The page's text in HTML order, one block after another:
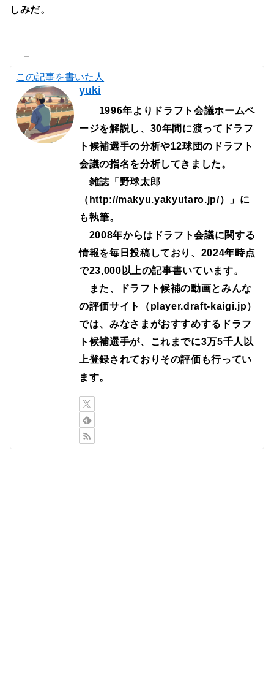
しみだ。
－
この記事を書いた人
yuki
1996年よりドラフト会議ホームペ
ージを解説し、30年間に渡ってドラフ
ト候補選手の分析や12球団のドラフト
会議の指名を分析してきました。
雑誌「野球太郎
（http://makyu.yakyutaro.jp/）」に
も執筆。
2008年からはドラフト会議に関する
情報を毎日投稿しており、2024年時点
で23,000以上の記事書いています。
また、ドラフト候補の動画とみんな
の評価サイト（player.draft-kaigi.jp）
では、みなさまがおすすめするドラフ
ト候補選手が、これまでに3万5千人以
上登録されておりその評価も行ってい
ます。